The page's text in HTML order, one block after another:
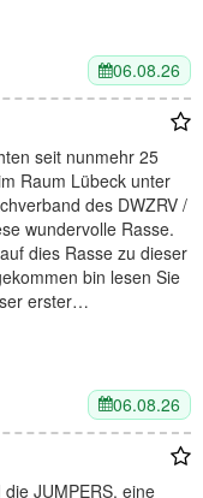
06.08.26
seit nunmehr 25
Raum Lübeck unter
des DWZRV /
wundervolle Rasse.
dies Rasse zu dieser
bin lesen Sie
erster…
06.08.26
die JUMPERS, eine